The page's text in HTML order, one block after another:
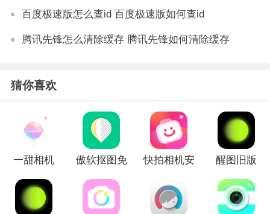
百度极速版怎么查id 百度极速版如何查id
腾讯先锋怎么清除缓存 腾讯先锋如何清除缓存
猜你喜欢
一甜相机
傲软抠图免
快拍相机安
醒图旧版